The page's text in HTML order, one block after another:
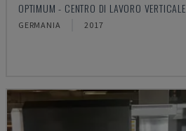
OPTIMUM - CENTRO DI LAVORO VERTICALE
GERMANIA 2017